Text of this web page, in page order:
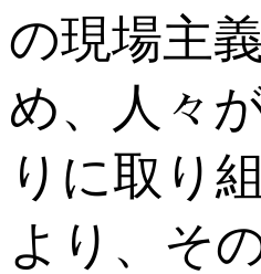
の現場主
め、人々
りに取り
より、そ